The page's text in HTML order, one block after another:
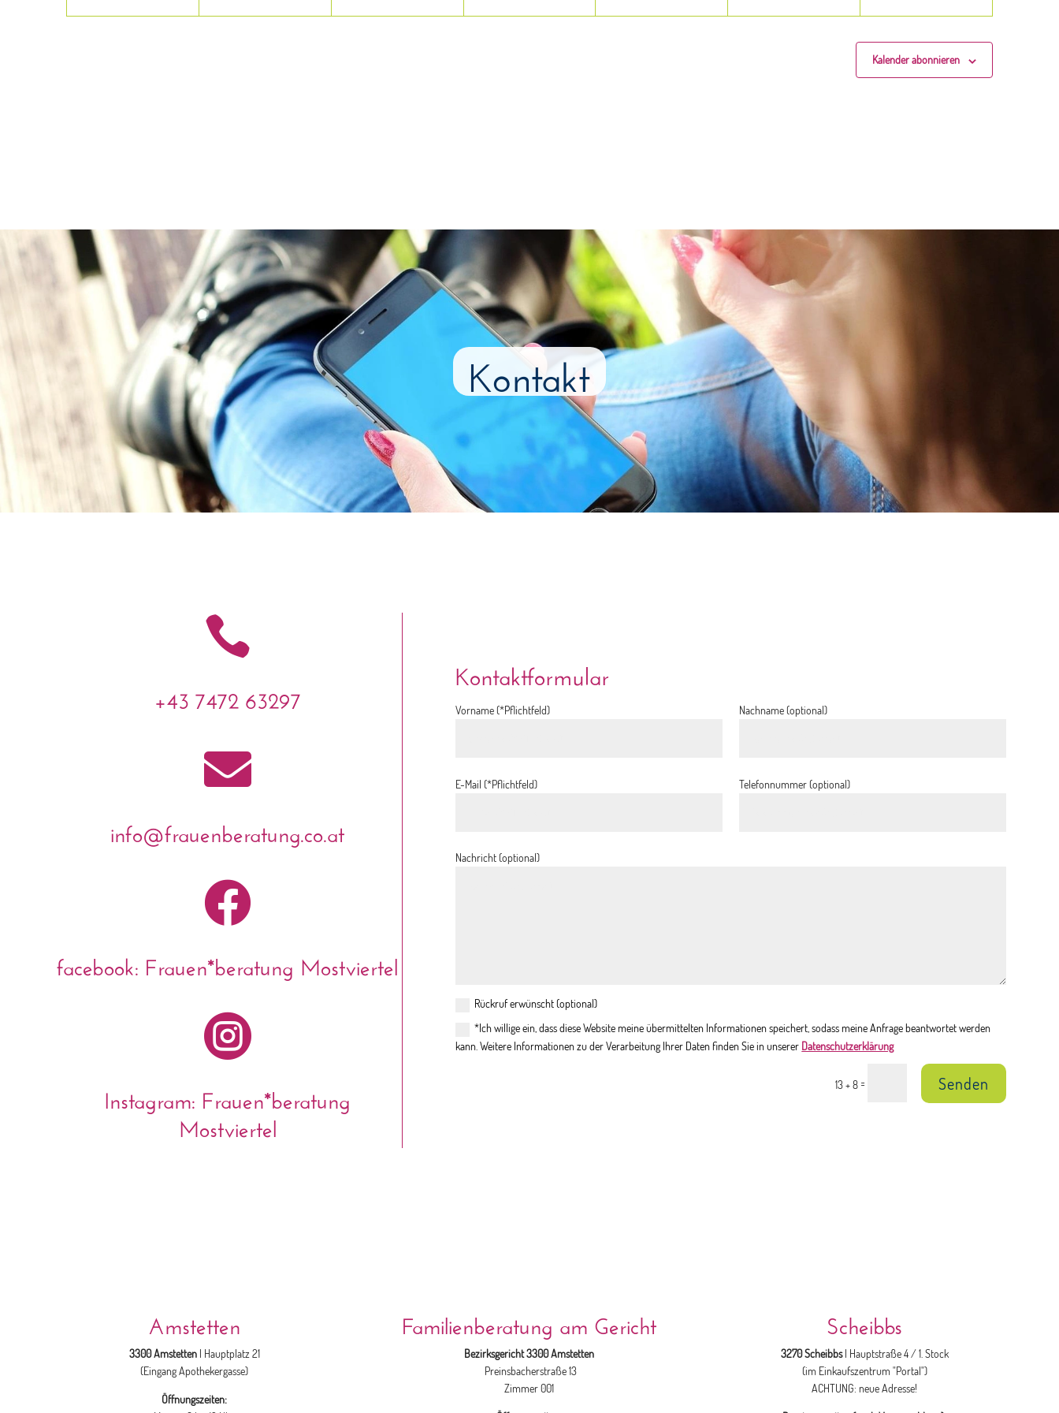
Kalender abonnieren
Kontakt

+43 7472 63297

info@frauenberatung.co.at

facebook: Frauen*beratung Mostviertel

Instagram: Frauen*beratung
Mostviertel
Kontaktformular
Vorname (*Pflichtfeld) Nachname (optional)
E-Mail (*Pflichtfeld) Telefonnummer (optional)
Nachricht (optional)
Rückruf erwünscht (optional)
*Ich willige ein, dass diese Website meine übermittelten Informationen speichert, sodass meine Anfrage beantwortet werden
kann. Weitere Informationen zu der Verarbeitung Ihrer Daten finden Sie in unserer Datenschutzerklärung
13 + 8= Senden
Amstetten
3300 Amstetten | Hauptplatz 21
(Eingang Apothekergasse)
Öffnungszeiten:
Familienberatung am Gericht
Bezirksgericht 3300 Amstetten
Preinsbacherstraße 13
Zimmer 001
Scheibbs
3270 Scheibbs| Hauptstraße 4 / 1. Stock
(im Einkaufszentrum "Portal")
ACHTUNG: neue Adresse!